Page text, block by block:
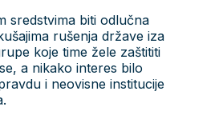
sredstvima biti odlučna
rušenja države iza
koje time žele zaštititi
a nikako interes bilo
i neovisne institucije